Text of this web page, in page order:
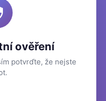
ověření
potvrďte, že nejste